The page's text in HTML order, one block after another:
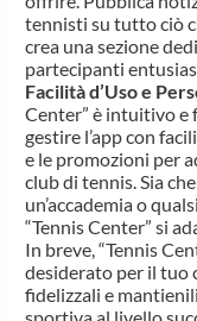
tennisti su tutto ciò
crea una sezione
partecipanti
Facilità d’Uso e
Center” è intuitivo e
gestire l’app con
e le promozioni per
club di tennis. Sia
un’accademia o
“Tennis Center” si
In breve, “Tennis
desiderato per il tuo
fidelizzali e
sportiva al livello